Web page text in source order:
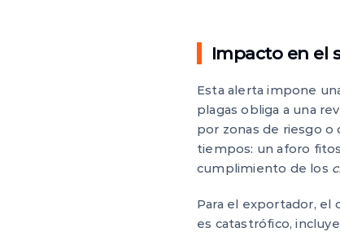
Impacto en el
Esta alerta impone
plagas obliga a una
por zonas de riesgo
tiempos: un aforo
cumplimiento de los
Para el exportador, el
es catastrófico,